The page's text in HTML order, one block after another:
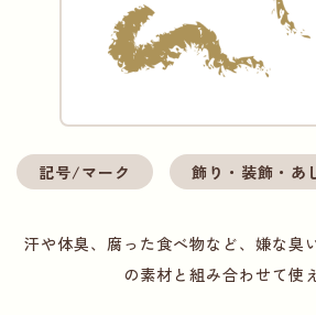
記号/マーク 飾り・装飾・あ
汗や体臭、腐った食べ物など、嫌な臭
の素材と組み合わせて使